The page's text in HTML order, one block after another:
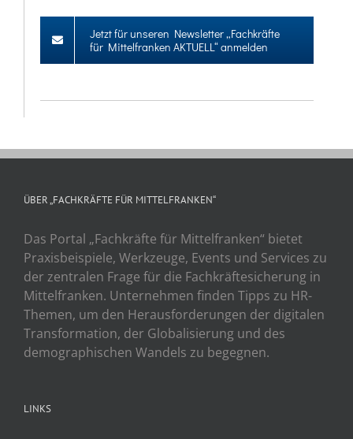
Jetzt für unseren Newsletter „Fachkräfte
für Mittelfranken AKTUELL“ anmelden
ÜBER „FACHKRÄFTE FÜR MITTELFRANKEN“
Das Portal „Fachkräfte für Mittelfranken“ bietet
Praxisbeispiele, Werkzeuge, Events und Services zu
der zentralen Frage für die Fachkräftesicherung in
Mittelfranken. Unternehmen finden Tipps zu HR-
Themen, um den Herausforderungen der digitalen
Transformation, der Globalisierung und des
demographischen Wandels zu begegnen.
LINKS